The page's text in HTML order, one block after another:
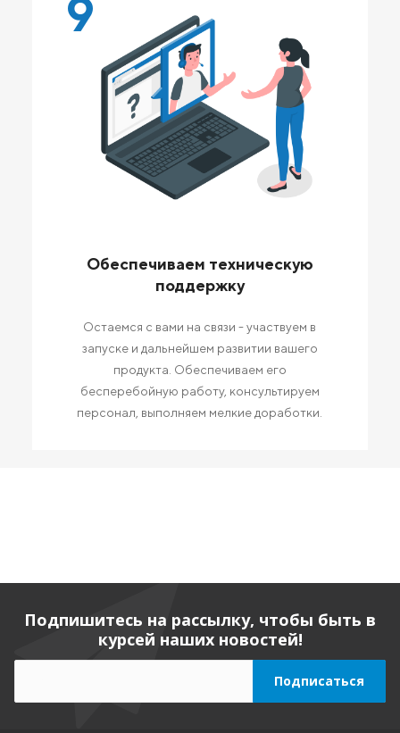
9
Обеспечиваем техническую
поддержку
Остаемся с вами на связи - участвуем в
запуске и дальнейшем развитии вашего
продукта. Обеспечиваем его
бесперебойную работу, консультируем
персонал, выполняем мелкие доработки.
Подпишитесь на рассылку, чтобы быть в
курсей наших новостей!